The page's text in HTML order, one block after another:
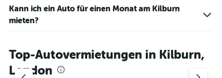
Kann ich ein Auto für einen Monat am Kilburn
mieten?
Top-Autovermietungen in Kilburn,
London